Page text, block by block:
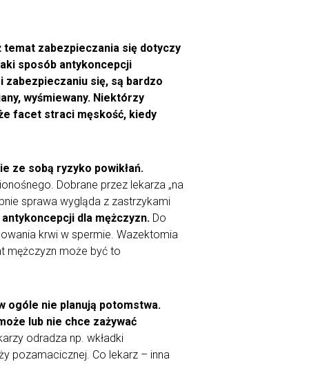
temat zabezpieczania się dotyczy
sposób antykoncepcji
zabezpieczaniu się, są bardzo
wyśmiewany. Niektórzy
facet straci męskość, kiedy
ze sobą ryzyko powikłań.
Dobrane przez lekarza „na
sprawa wygląda z zastrzykami
dla mężczyzn. Do
krwi w spermie. Wazektomia
mężczyzn może być to
ogóle nie planują potomstwa.
lub nie chce zażywać
odradza np. wkładki
pozamacicznej. Co lekarz – inna